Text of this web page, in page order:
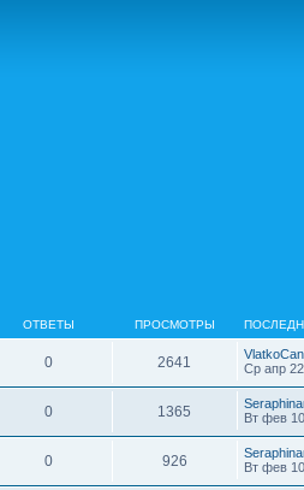
ОТВЕТЫ ПРОСМОТРЫ
0 2641
VlatkoCan
Ср апр
0 1365
Вт фев
0 926
Вт фев